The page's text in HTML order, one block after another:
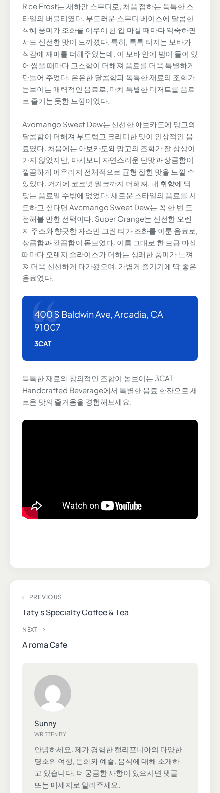
Rice Frost는 새하얀 스무디로, 처음 접하는 독특한 스
타일의 버블티였다. 부드러운 스무디 베이스에 달콤한
식혜 풍미가 조화를 이루어 한 입 마실 때마다 익숙하면
서도 신선한 맛이 느껴졌다. 특히, 톡톡 터지는 보바가
식감에 재미를 더해주었는데, 이 보바 안에 밤이 들어 있
어 씹을 때마다 고소함이 더해져 음료를 더욱 특별하게
만들어 주었다. 은은한 달콤함과 독특한 재료의 조화가
돋보이는 매력적인 음료로, 마치 특별한 디저트를 음료
로 즐기는 듯한 느낌이었다.
Avomango Sweet Dew는 신선한 아보카도에 망고의
달콤함이 더해져 부드럽고 크리미한 맛이 인상적인 음
료였다. 처음에는 아보카도와 망고의 조화가 잘 상상이
가지 않았지만, 마셔보니 자연스러운 단맛과 상큼함이
깔끔하게 어우러져 전체적으로 균형 잡힌 맛을 느낄 수
있었다. 거기에 코코넛 밀크까지 더해져, 내 취향에 딱
맞는 음료일 수밖에 없었다. 새로운 스타일의 음료를 시
도하고 싶다면 Avomango Sweet Dew는 꼭 한 번 도
전해볼 만한 선택이다. Super Orange는 신선한 오렌
지 주스와 향긋한 자스민 그린 티가 조화를 이룬 음료로,
상큼함과 깔끔함이 돋보였다. 이름 그대로 한 모금 마실
때마다 오렌지 슬라이스가 더하는 상쾌한 풍미가 느껴
져 더욱 신선하게 다가왔으며, 가볍게 즐기기에 딱 좋은
음료였다.
400 S Baldwin Ave, Arcadia, CA
91007
3CAT
독특한 재료와 창의적인 조합이 돋보이는 3CAT
Handcrafted Beverage에서 특별한 음료 한잔으로 새
로운 맛의 즐거움을 경험해보세요.
PREVIOUS
Taty’s Specialty Coffee & Tea
NEXT
Airoma Cafe
WRITTEN BY
Sunny
안녕하세요. 제가 경험한 캘리포니아의 다양한
명소와 여행, 문화와 예술, 음식에 대해 소개하
고 있습니다. 더 궁금한 사항이 있으시면 댓글
또는 메세지로 알려주세요.